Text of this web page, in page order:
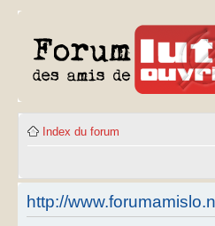
Index du forum
http://